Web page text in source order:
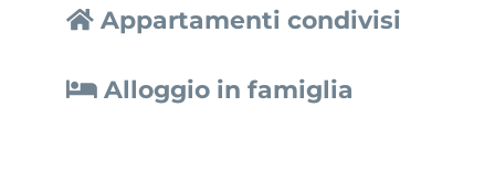
Appartamenti condivisi
Alloggio in famiglia